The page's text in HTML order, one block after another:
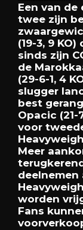
Een van
twee zijn
(19-3, 9
sinds zijn
de
(29-6-1, 4
slugger
best
Opacic (21-
voor
Meer
deelnemen
worden
Fans